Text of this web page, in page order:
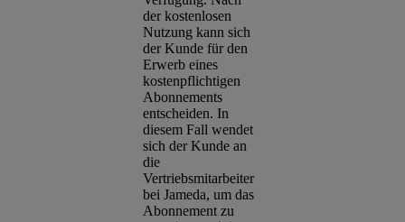
der kostenlosen
Nutzung kann sich
der Kunde für den
Erwerb eines
kostenpflichtigen
Abonnements
entscheiden. In
diesem Fall wendet
sich der Kunde an
die
Vertriebsmitarbeiter
bei Jameda, um das
Abonnement zu